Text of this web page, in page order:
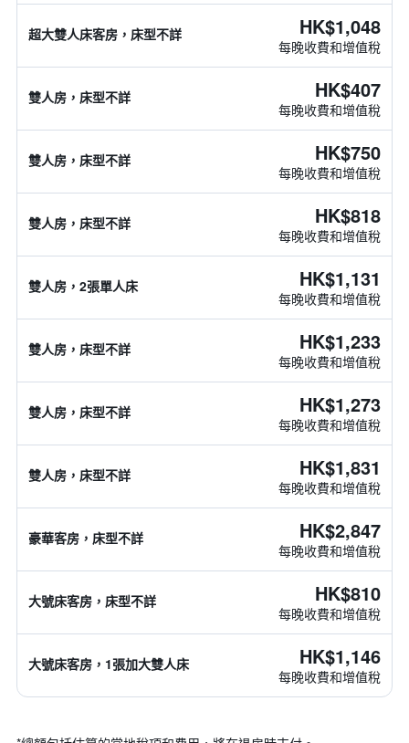
超大雙人床客房，床型不詳 HK$1,048
每晚收費和增值稅
雙人房，床型不詳 HK$407
每晚收費和增值稅
雙人房，床型不詳 HK$750
每晚收費和增值稅
雙人房，床型不詳 HK$818
每晚收費和增值稅
雙人房，2張單人床 HK$1,131
每晚收費和增值稅
雙人房，床型不詳 HK$1,233
每晚收費和增值稅
雙人房，床型不詳 HK$1,273
每晚收費和增值稅
雙人房，床型不詳 HK$1,831
每晚收費和增值稅
豪華客房，床型不詳 HK$2,847
每晚收費和增值稅
大號床客房，床型不詳 HK$810
每晚收費和增值稅
大號床客房，1張加大雙人床 HK$1,146
每晚收費和增值稅